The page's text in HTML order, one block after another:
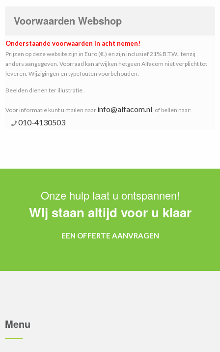
Voorwaarden Webshop
Onderstaande voorwaarden in acht nemen!
Prijzen op deze website zijn in Euro (€.) en zijn inclusief 21% B.T.W., tenzij
anders aangegeven. Voorraad kan afwijken hetgeen Alfacom niet verplicht tot
leveren. Wijzigingen en typefouten voorbehouden.
Beelden dienen ter illustratie.
Voor informatie kunt u mailen naar info@alfacom.nl, of bellen naar:
010-4130503
Onze hulp laat u ontspannen!
WIj staan altijd voor u klaar
EEN OFFERTE AANVRAGEN
Menu